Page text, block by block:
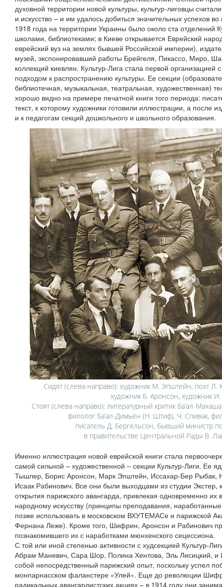
духовной территории новой культуры, культур-лиговцы
и искусство – и им удалось добиться значительных успехов
1918 года на территории Украины было около ста отделений
школами, библиотеками; в Киеве открывается Еврейский
еврейский вуз на землях бывшей Российской империи),
музей, экспонировавший работы Брейгеля, Пикассо, Миро,
коллекций киевлян. Культур-Лига стала первой организацией
подходом к распространению культуры. Ее секции
библиотечная, музыкальная, театральная, художественная)
хорошо видно на примере печатной книги того периода:
текст, к которому художники готовили иллюстрации, а после
и к педагогам секций дошкольного и школьного образования.
Сидят (слева направо): художник М. Эпштейн, поэт Л.
художник Б. Аронсон, художник И.
Стоят (слева направо): литературный критик Ба‘ал-
филолог Ба‘ал-Димьён (Н. Штиф), Ч. Спивак,
писатель Д. Бергельсон, бывший министр
в правительстве Центральной Рады В.
Именно иллюстрация новой еврейской книги стала
самой сильной – художественной – секции Культур-Лиги. Ее
Тышлер, Борис Аронсон, Марк Эпштейн, Иссахар-Бер
Исаак Рабинович. Все они были выходцами из студии Экстер,
открытия парижского авангарда, привлекая одновременно их
народному искусству (принципы преподавания, наработанные
позже использовать в московском ВХУТЕМАСе и парижской
Фернана Леже). Кроме того, Шифрин, Аронсон и Рабинович
познакомившего их с наработками мюнхенского сецессиона.
С той или иной степенью активности с худсекцией Культур-
Абрам Маневич, Сара Шор, Полина Хентова, Эль Лисицкий, и
собой непосредственный парижский опыт, поскольку успел
монпарнасском фаланстере «Улей». Еще до революции
радикальных авангардистских акциях – в 1914 году они